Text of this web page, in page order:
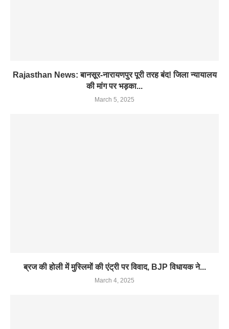
Rajasthan News: बानसूर-नारायणपुर पूरी तरह बंद! जिला न्यायालय
की मांग पर भड़का...
March 5, 2025
ब्रज की होली में मुस्लिमों की एंट्री पर विवाद, BJP विधायक ने...
March 4, 2025